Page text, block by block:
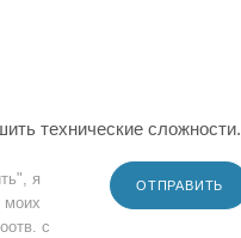
технические сложности.
я
моих
с
ОТПРАВИТЬ